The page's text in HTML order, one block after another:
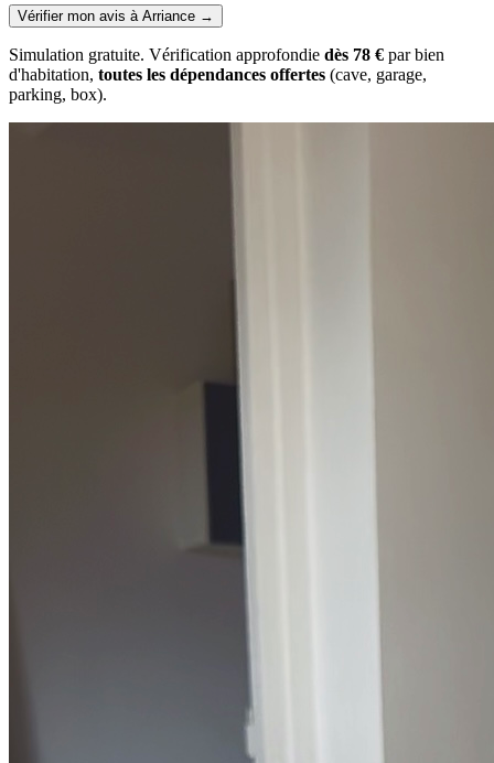
Vérifier mon avis à Arriance →
Simulation gratuite. Vérification approfondie dès 78 € par bien
d'habitation, toutes les dépendances offertes (cave, garage,
parking, box).